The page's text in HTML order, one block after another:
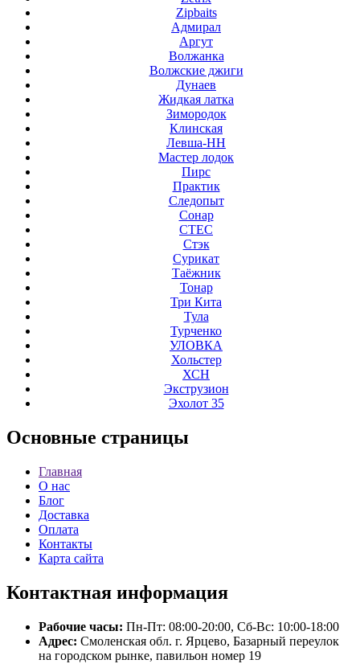
Zipbaits
Адмирал
Аргут
Волжанка
Волжские джиги
Дунаев
Жидкая латка
Зимородок
Клинская
Левша-НН
Мастер лодок
Пирс
Практик
Следопыт
Сонар
СТЕС
Стэк
Сурикат
Таёжник
Тонар
Три Кита
Тула
Турченко
УЛОВКА
Хольстер
ХСН
Экструзион
Эхолот 35
Основные страницы
Главная
О нас
Блог
Доставка
Оплата
Контакты
Карта сайта
Контактная информация
Рабочие часы: Пн-Пт: 08:00-20:00, Сб-Вс: 10:00-18:00
Адрес: Смоленская обл. г. Ярцево, Базарный переулок
на городском рынке, павильон номер 19